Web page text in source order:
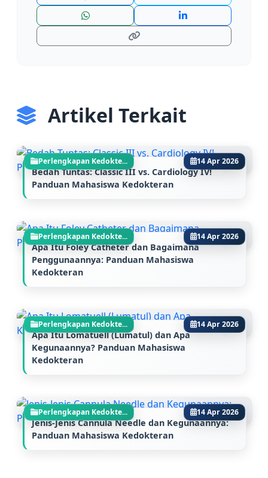
Artikel Terkait
Perlengkapan Kedokte... 14 Apr 2026
Bedah Tuntas: Classic III vs. Cardiology IV!
Panduan Mahasiswa Kedokteran
Perlengkapan Kedokte... 14 Apr 2026
Apa Itu Foley Catheter dan Bagaimana
Penggunaannya: Panduan Mahasiswa
Kedokteran
Perlengkapan Kedokte... 14 Apr 2026
Apa Itu Lomatuell (Lumatul) dan Apa
Kegunaannya? Panduan Mahasiswa
Kedokteran
Perlengkapan Kedokte... 14 Apr 2026
Jenis-Jenis Cannula Needle dan Kegunaannya:
Panduan Mahasiswa Kedokteran